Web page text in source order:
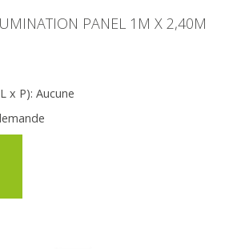
PANEL 1M X 2,40M
x P): Aucune